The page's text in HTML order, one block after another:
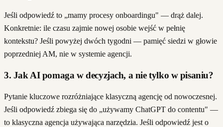
Jeśli odpowiedź to „mamy procesy onboardingu" — drąż dalej.
Konkretnie: ile czasu zajmie nowej osobie wejść w pełnię
kontekstu? Jeśli powyżej dwóch tygodni — pamięć siedzi w głowie
poprzedniej AM, nie w systemie agencji.
3. Jak AI pomaga w decyzjach, a nie tylko w pisaniu?
Pytanie kluczowe rozróżniające klasyczną agencję od nowoczesnej.
Jeśli odpowiedź zbiega się do „używamy ChatGPT do contentu" —
to klasyczna agencja używająca narzędzia. Jeśli odpowiedź jest o